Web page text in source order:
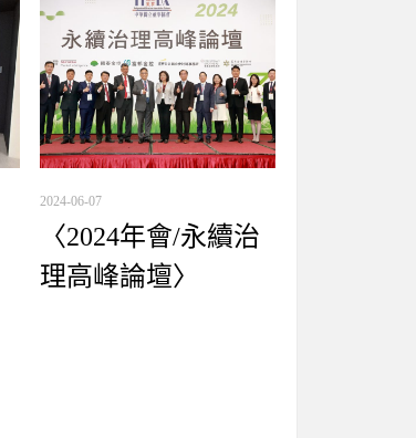
2024-06-07
〈2024年會/永續治
理高峰論壇〉